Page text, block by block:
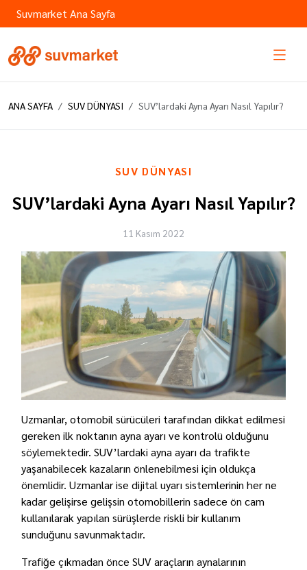
Suvmarket Ana Sayfa
ANA SAYFA SUV DÜNYASI SUV’lardaki Ayna Ayarı Nasıl Yapılır?
SUV DÜNYASI
SUV’lardaki Ayna Ayarı Nasıl Yapılır?
11 Kasım 2022
Uzmanlar, otomobil sürücüleri tarafından dikkat edilmesi
gereken ilk noktanın ayna ayarı ve kontrolü olduğunu
söylemektedir. SUV’lardaki ayna ayarı da trafikte
yaşanabilecek kazaların önlenebilmesi için oldukça
önemlidir. Uzmanlar ise dijital uyarı sistemlerinin her ne
kadar gelişirse gelişsin otomobillerin sadece ön cam
kullanılarak yapılan sürüşlerde riskli bir kullanım
sunduğunu savunmaktadır.
Trafiğe çıkmadan önce SUV araçların aynalarının